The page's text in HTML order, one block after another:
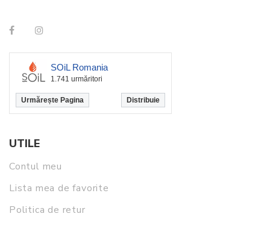
SOiL Romania
1.741 urmăritori
Urmărește Pagina Distribuie
UTILE
Contul meu
Lista mea de favorite
Politica de retur